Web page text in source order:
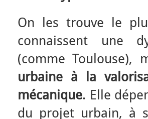
On les trouve le
connaissent une
(comme Toulouse),
urbaine à la
mécanique. Elle
du projet urbain, à